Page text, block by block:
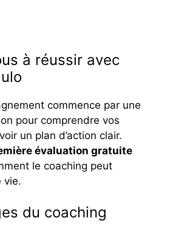
à réussir avec
commence par une
pour comprendre vos
un plan d’action clair.
évaluation gratuite
le coaching peut
vie.
du coaching